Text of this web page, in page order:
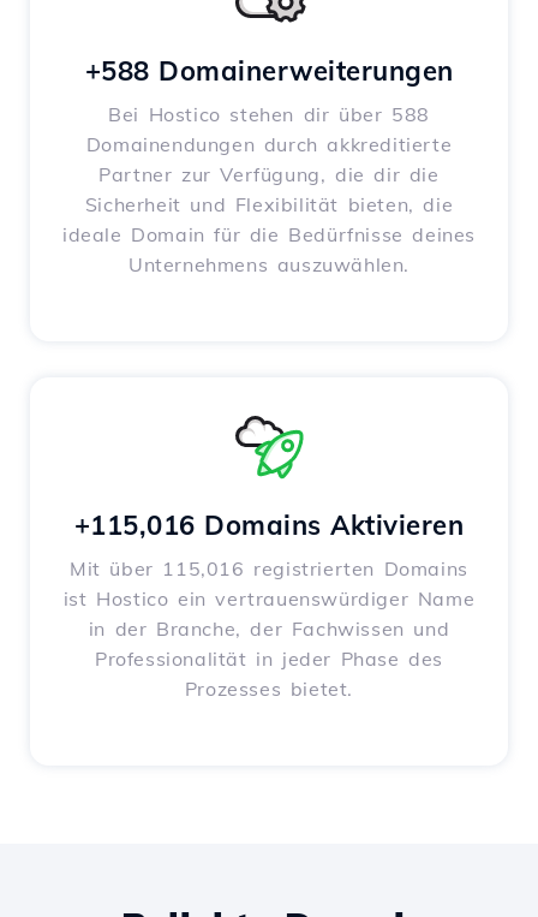
+588 Domainerweiterungen
Bei Hostico stehen dir über 588
Domainendungen durch akkreditierte
Partner zur Verfügung, die dir die
Sicherheit und Flexibilität bieten, die
ideale Domain für die Bedürfnisse deines
Unternehmens auszuwählen.
+115,016 Domains Aktivieren
Mit über 115,016 registrierten Domains
ist Hostico ein vertrauenswürdiger Name
in der Branche, der Fachwissen und
Professionalität in jeder Phase des
Prozesses bietet.